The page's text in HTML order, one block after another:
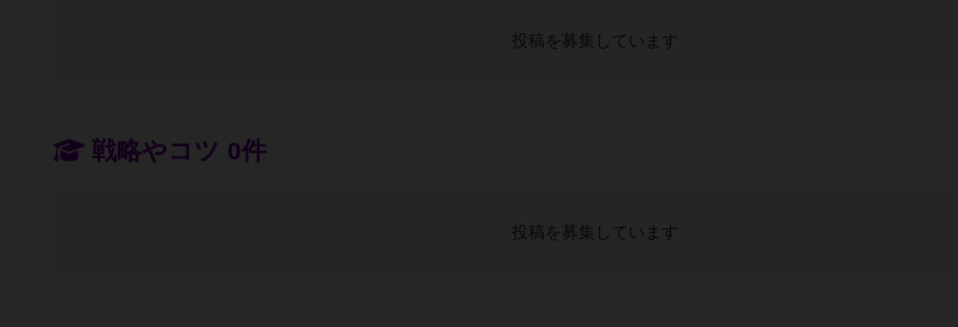
投稿を募集しています
戦略やコツ 0件
投稿を募集しています